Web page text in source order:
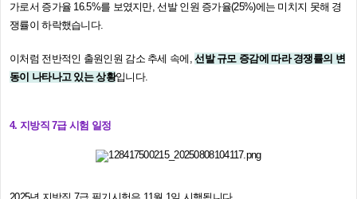
가로서 증가율 16.5%를 보였지만, 선발 인원 증가율(25%)에는 미치지 못해 경
쟁률이 하락했습니다.
이처럼 전반적인 출원인원 감소 추세 속에,선발 규모 증감에 따라 경쟁률의 변
동이 나타나고 있는 상황입니다.
4. 지방직 7급 시험 일정